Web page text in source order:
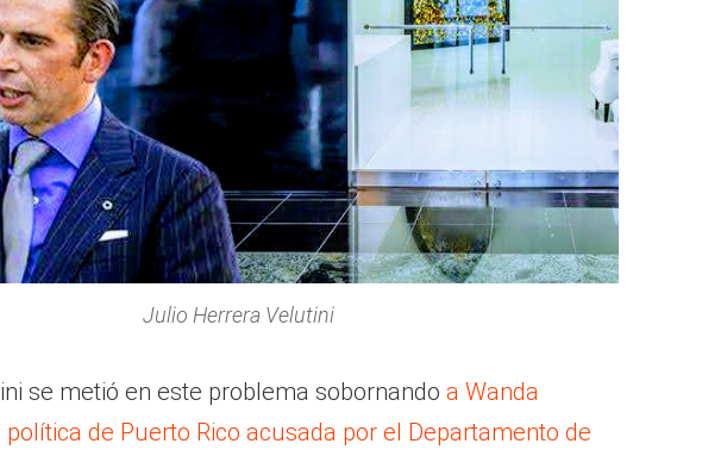
Julio Herrera Velutini
se metió en este problema sobornando a Wanda
de Puerto Rico acusada por el Departamento de